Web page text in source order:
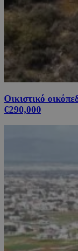
Οικιστικό
€290,000